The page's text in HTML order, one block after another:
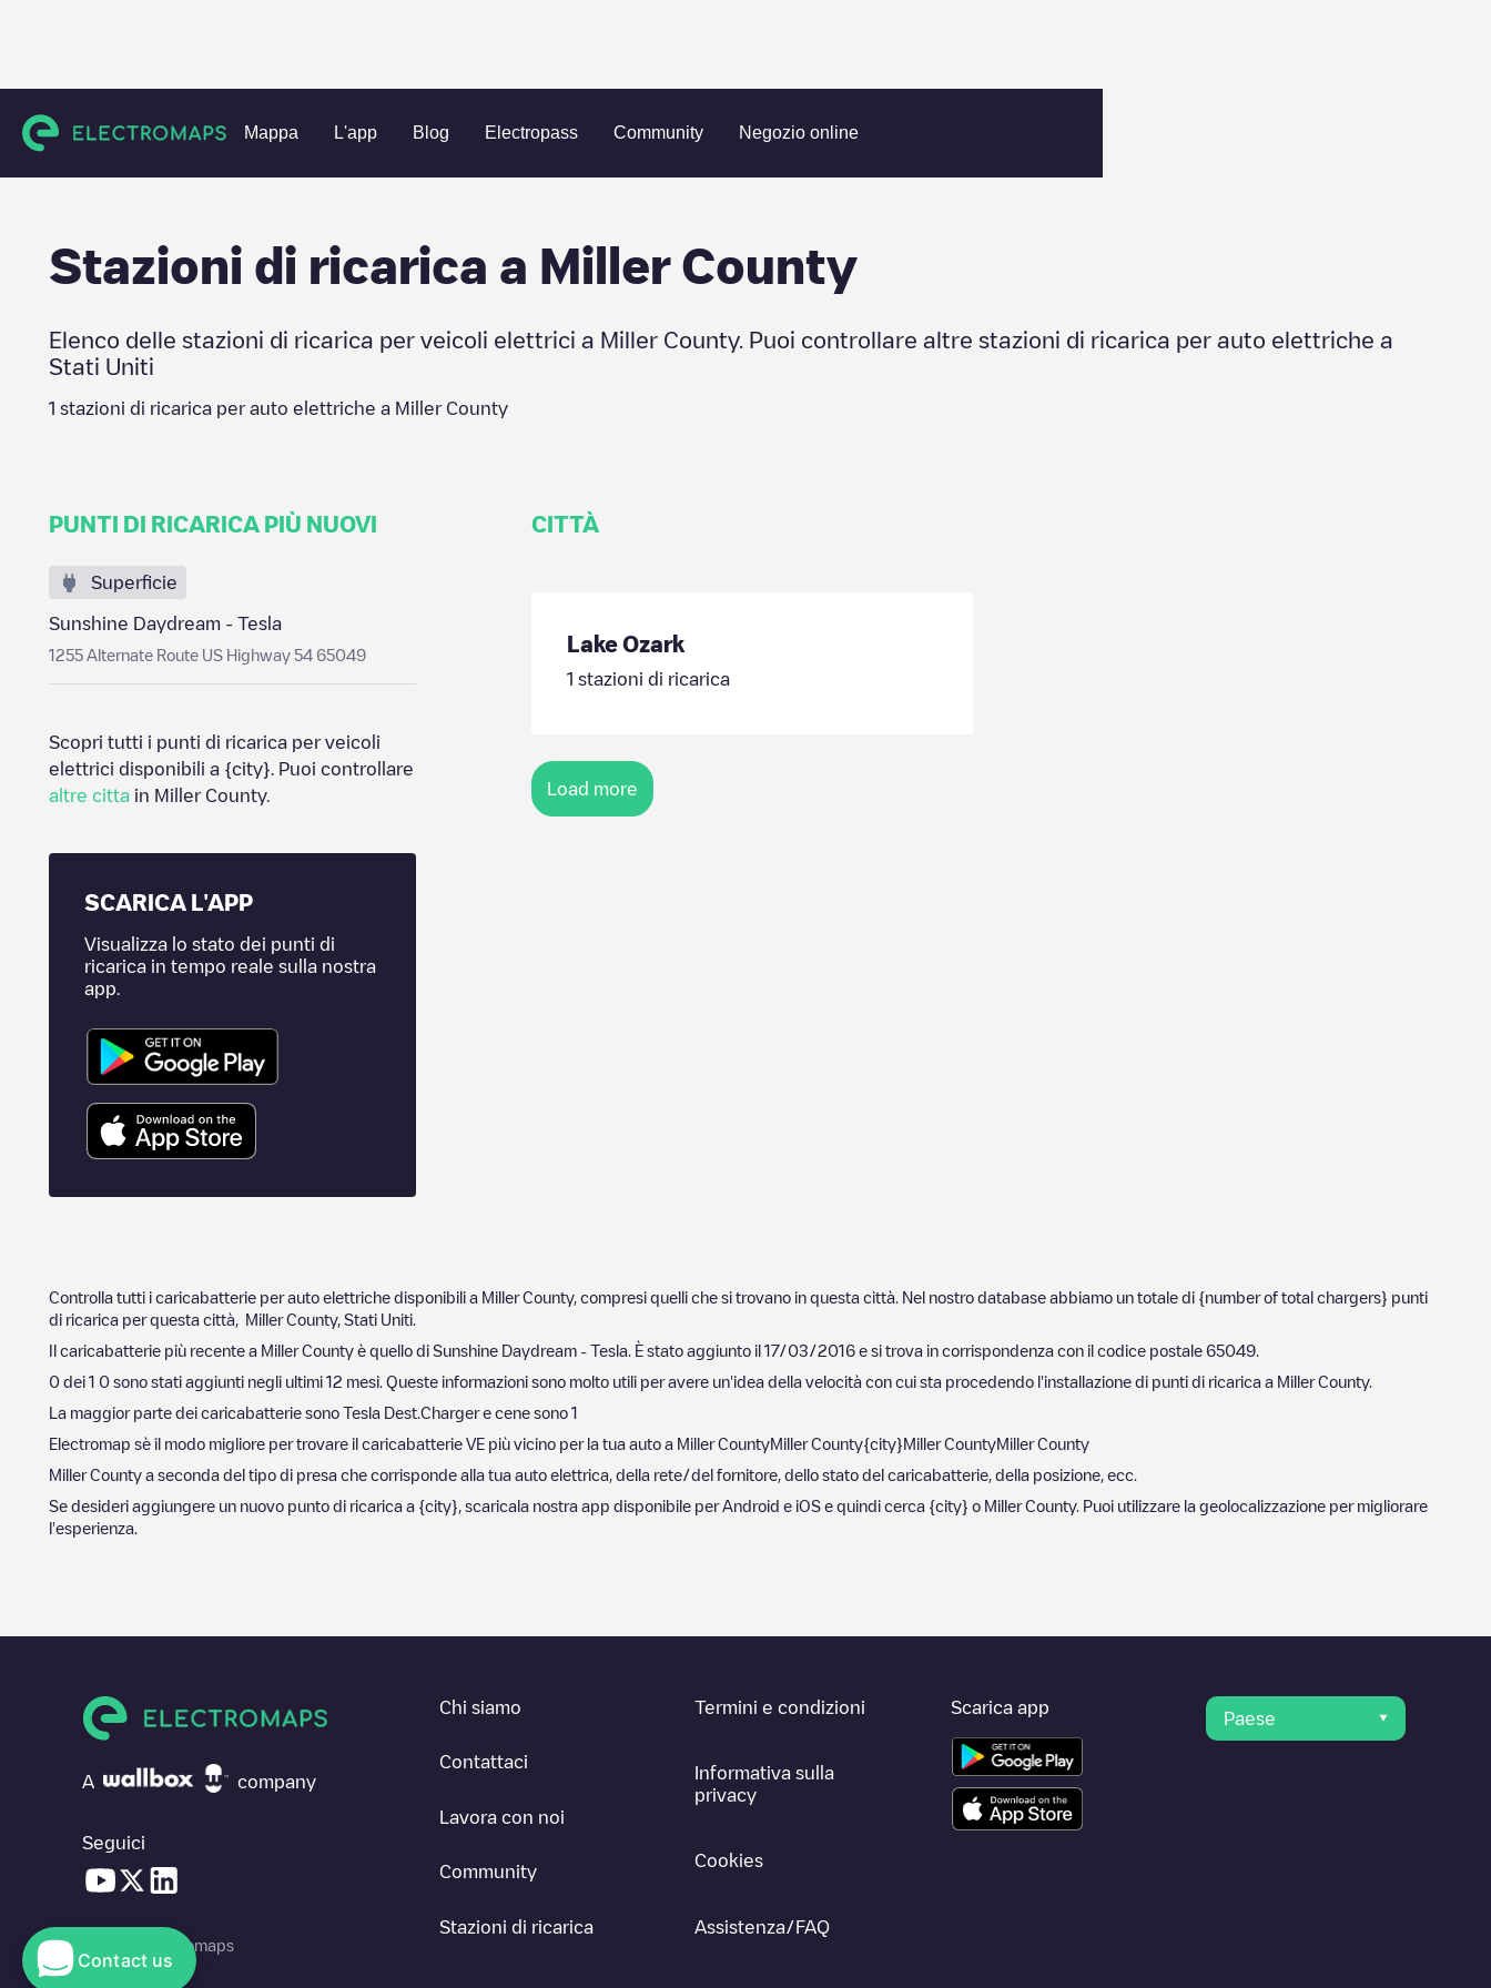
Mappa L'app Blog Electropass Community Negozio online
Charging stations Stati Uniti Miller County
Stazioni di ricarica a Miller County
Elenco delle stazioni di ricarica per veicoli elettrici a Miller County. Puoi controllare altre stazioni di ricarica per auto elettriche a
Stati Uniti
1 stazioni di ricarica per auto elettriche a Miller County
PUNTI DI RICARICA PIÙ NUOVI
Superficie
Sunshine Daydream - Tesla
1255 Alternate Route US Highway 54 65049
Scopri tutti i punti di ricarica per veicoli
elettrici disponibili a {city} . Puoi controllare
altre citta in Miller County.
SCARICA L'APP
Visualizza lo stato dei punti di
ricarica in tempo reale sulla nostra
app.
CITTÀ
Lake Ozark
1 stazioni di ricarica
Load more
Controlla tutti i caricabatterie per auto elettriche disponibili a Miller County, compresi quelli che si trovano in questa città. Nel nostro database abbiamo un totale di {number of total chargers} punti
di ricarica per questa città, Miller County, Stati Uniti
Il caricabatterie più recente a Miller County è quello di Sunshine Daydream - Tesla . È stato aggiunto il 17/03/2016 e si trova in corrispondenza con il codice postale 65049
0 dei 1 0 sono stati aggiunti negli ultimi 12 mesi. Queste informazioni sono molto utili per avere un'idea della velocità con cui sta procedendo l'installazione di punti di ricarica a Miller County.
La maggior parte dei caricabatterie sono Tesla Dest.Chargere cene sono 1
Electromap sè il modo migliore per trovare il caricabatterie VE più vicino per la tua auto a Miller CountyMiller County{city}Miller CountyMiller County
Miller County a seconda del tipo di presa che corrisponde alla tua auto elettrica, della rete/del fornitore, dello stato del caricabatterie, della posizione, ecc.
Se desideri aggiungere un nuovo punto di ricarica a {city} , scaricala nostra app disponibile per Android e iOS e quindi cerca {city} o Miller County. Puoi utilizzare la geolocalizzazione per migliorare
l'esperienza.
A company
Seguici
© 2026 Electromaps
Chi siamo
Contattaci
Lavora con noi
Community
Stazioni di ricarica
Termini e condizioni
Informativa sulla
privacy
Cookies
Assistenza/FAQ
Scarica app
Paese
Contact us